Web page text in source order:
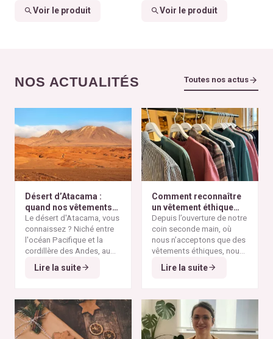
Voir le produit
Voir le produit
NOS ACTUALITÉS Toutes nos actus
Désert d’Atacama :
quand nos vêtements
finissent à l’autre bout
du monde
Le désert d'Atacama, vous
connaissez ? Niché entre
l'océan Pacifique et la
cordillère des Andes, au
nord du Chili, il est
considéré comme l'un des
minéraux et ses vastes
étendues désertiques en
font un lieu unique au
Alors pourquoi parler du
désert d'Atacama sur un
depuis plusieurs
décennies, cette région
est devenue l'un des
Lire la suite
Comment reconnaître
un vêtement éthique
selon nos critères ?
Depuis l’ouverture de notre
coin seconde main, où
nous n’acceptons que des
vêtements éthiques, nous
avons remarqué qu’il n’est
pas toujours simple pour
qui répondent à nos
critères de sélection. Entre
les conseils qui circulent
Lire la suite